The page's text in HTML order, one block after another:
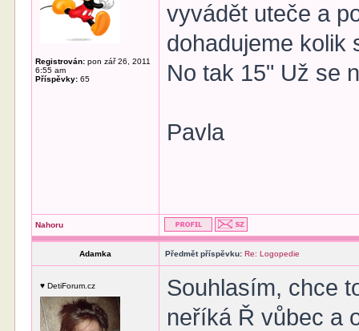
Registrován: pon zář 26, 2011
6:55 am
Příspěvky: 65
vyvádět uteče a
dohadujeme kolik
No tak 15" Už se
Pavla
Nahoru
Adamka Předmět příspěvku: Re: Logopedie
♥ DetiForum.cz
Souhlasím, chce
neříká Ř vůbec a